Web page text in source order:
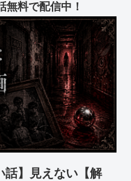
無料で配信中！
話】見えない【解